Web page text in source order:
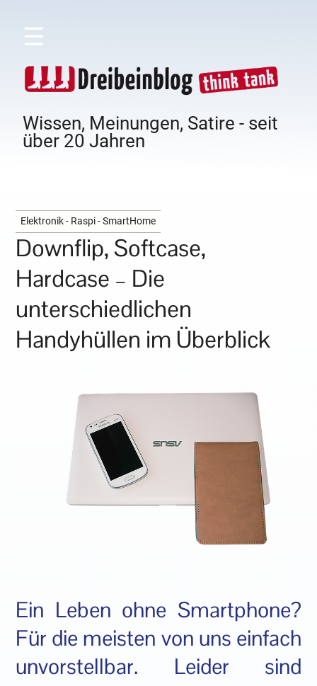
☰
Wissen, Meinungen, Satire - seit
über 20 Jahren
Elektronik - Raspi - SmartHome
Downflip, Softcase,
Hardcase – Die
unterschiedlichen
Handyhüllen im Überblick
Ein Leben ohne Smartphone?
Für die meisten von uns einfach
unvorstellbar. Leider sind